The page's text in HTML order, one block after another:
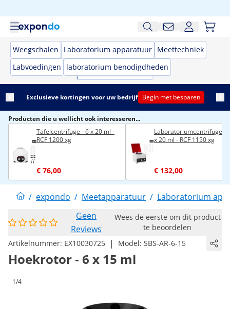
Weegschalen Laboratorium apparatuur Meettechniek
Labvoedingen
laboratorium benodigdheden
Exclusieve kortingen voor uw bedrijf Begin met besparen
Producten die u wellicht ook interesseren...
Tafelcentrifuge - 6 x 20 ml -
RCF 1200 xg
€ 76,00
Laboratoriumcentrifuge -
x 20 ml - RCF 1150 xg
€ 132,00
/ expondo / Meetapparatuur / Laboratorium
Geen
Reviews
Wees de eerste om dit product
te beoordelen
Artikelnummer: EX10030725 | Model: SBS-AR-6-15
Hoekrotor - 6 x 15 ml
1/4